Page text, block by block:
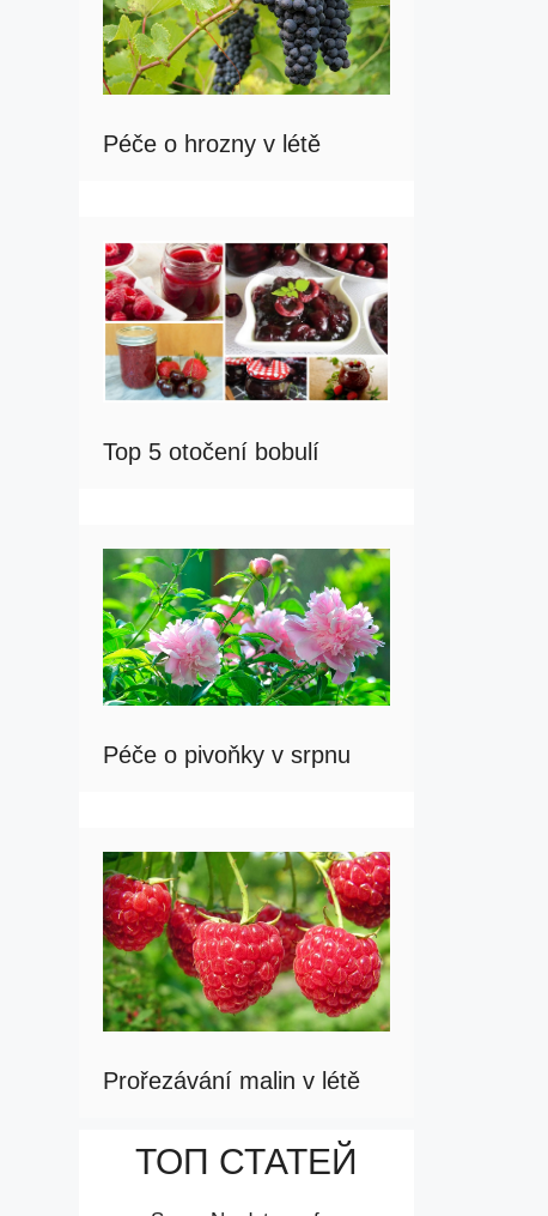
Péče o hrozny v létě
Top 5 otočení bobulí
Péče o pivoňky v srpnu
Prořezávání malin v létě
ТОП СТАТЕЙ